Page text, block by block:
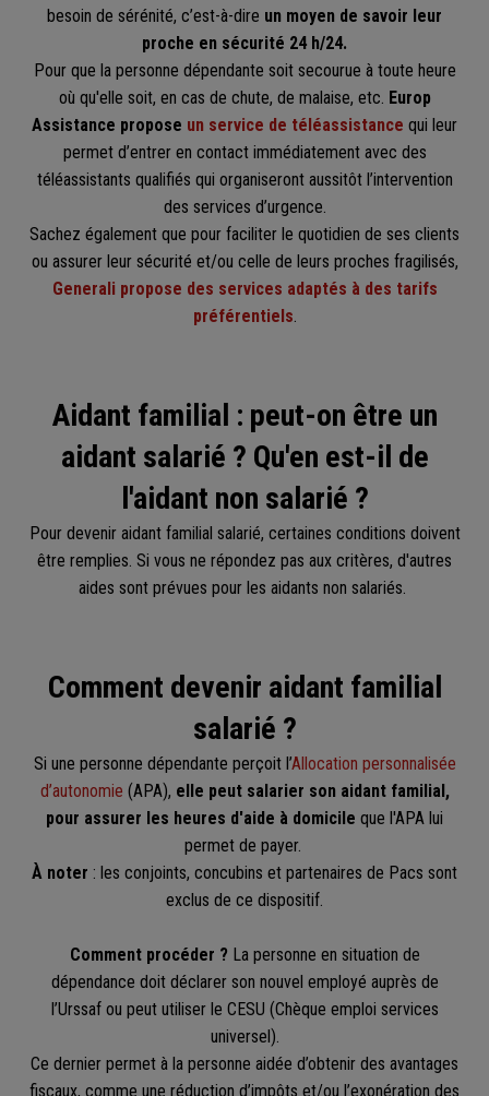
besoin de sérénité, c’est-à-dire un moyen de savoir leur
proche en sécurité 24 h/24.
Pour que la personne dépendante soit secourue à toute heure
où qu'elle soit, en cas de chute, de malaise, etc. Europ
Assistance propose un service de téléassistance qui leur
permet d’entrer en contact immédiatement avec des
téléassistants qualifiés qui organiseront aussitôt l’intervention
des services d’urgence.
Sachez également que pour faciliter le quotidien de ses clients
ou assurer leur sécurité et/ou celle de leurs proches fragilisés,
Generali propose des services adaptés à des tarifs
préférentiels
Aidant familial : peut-on être un
aidant salarié ? Qu'en est-il de
l'aidant non salarié ?
Pour devenir aidant familial salarié, certaines conditions doivent
être remplies. Si vous ne répondez pas aux critères, d'autres
aides sont prévues pour les aidants non salariés.
Comment devenir aidant familial
salarié ?
Si une personne dépendante perçoit l’Allocation personnalisée
d’autonomie (APA), elle peut salarier son aidant familial,
pour assurer les heures d'aide à domicile que l'APA lui
permet de payer.
À noter : les conjoints, concubins et partenaires de Pacs sont
exclus de ce dispositif.
Comment procéder ? La personne en situation de
dépendance doit déclarer son nouvel employé auprès de
l’Urssaf ou peut utiliser le CESU (Chèque emploi services
universel).
Ce dernier permet à la personne aidée d’obtenir des avantages
fiscaux, comme une réduction d’impôts et/ou l’exonération des